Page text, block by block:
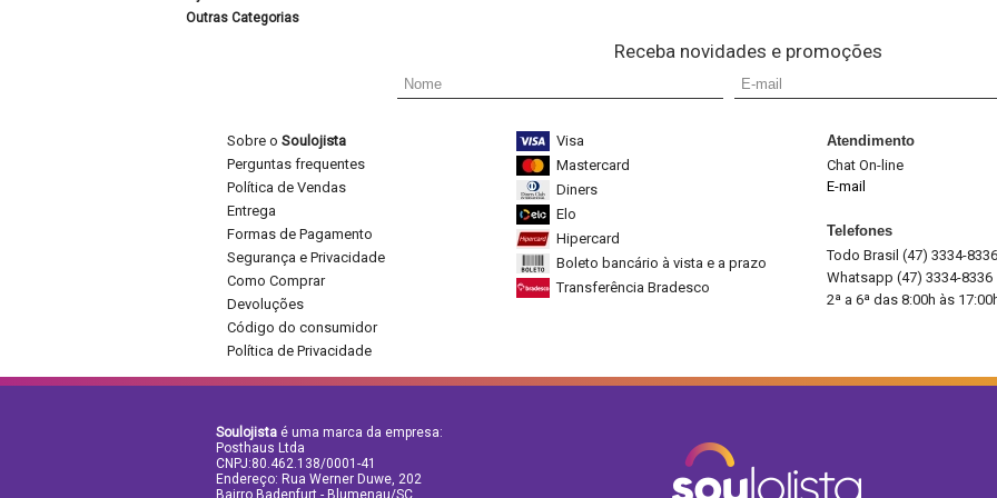
Outras Categorias
Receba novidades e promoções
Sobre o Soulojista
Perguntas frequentes
Política de Vendas
Entrega
Formas de Pagamento
Segurança e Privacidade
Como Comprar
Devoluções
Código do consumidor
Política de Privacidade
Visa
Mastercard
Diners
Elo
Hipercard
Boleto bancário à vista e a prazo
Transferência Bradesco
Atendimento
Chat On-line
E-mail
Telefones
Todo Brasil (47) 3334-8336
Whatsapp (47) 3334-8336
2ª a 6ª das 8:00h às
Soulojista é uma marca da empresa:
Posthaus Ltda
CNPJ:80.462.138/0001-41
Endereço: Rua Werner Duwe, 202
Bairro Badenfurt - Blumenau/SC